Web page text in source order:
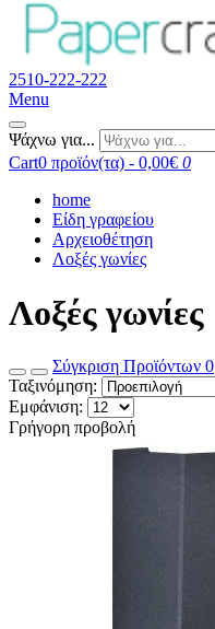
2510-222-222
Menu
Ψάχνω για...
Cart0 προϊόν(τα) - 0,00€ 0
home
Είδη γραφείου
Αρχειοθέτηση
Λοξές γωνίες
Λοξές γωνίες
Σύγκριση Προϊόντων 0
Ταξινόμηση:
Εμφάνιση:
Γρήγορη προβολή